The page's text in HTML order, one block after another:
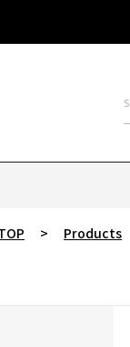
> Products